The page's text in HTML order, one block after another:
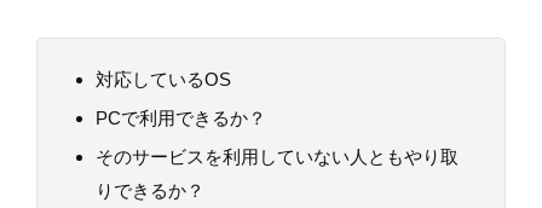
対応しているOS
PCで利用できるか？
そのサービスを利用していない人ともやり取
りできるか？